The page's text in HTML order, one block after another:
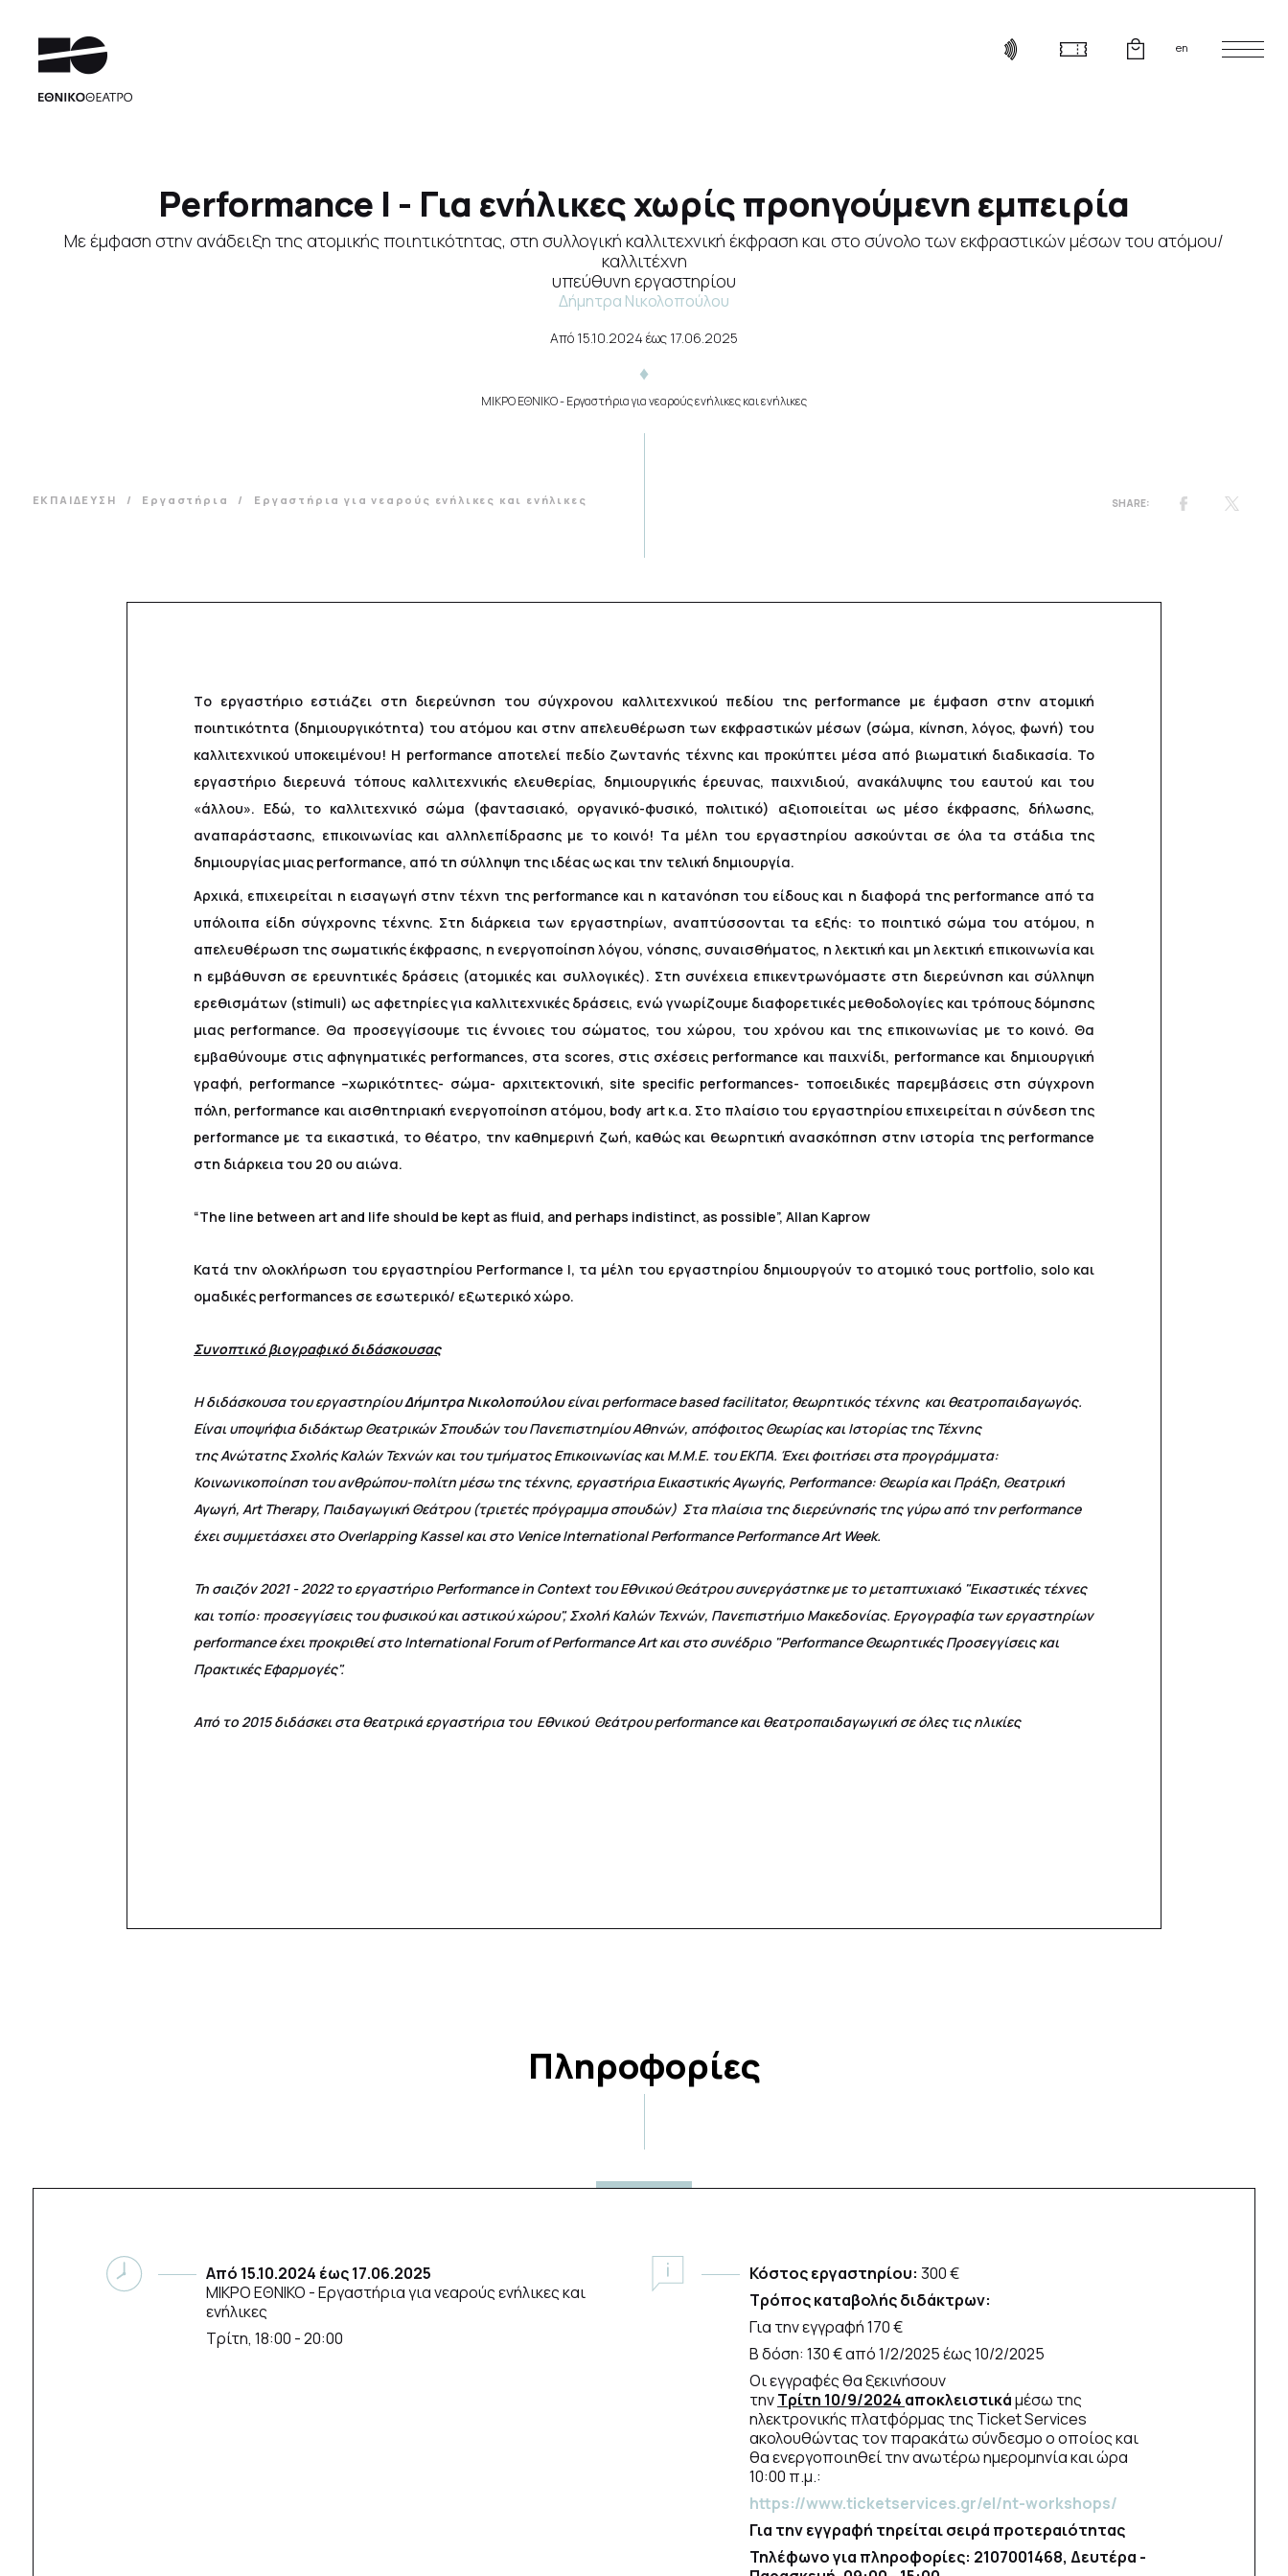
en
Performance I - Για ενήλικες χωρίς προηγούμενη εμπειρία
Με έμφαση στην ανάδειξη της ατομικής ποιητικότητας, στη συλλογική καλλιτεχνική έκφραση και στο σύνολο των εκφραστικών μέσων του ατόμου/
καλλιτέχνη
υπεύθυνη εργαστηρίου
Δήμητρα Νικολοπούλου
Από 15.10.2024 έως 17.06.2025
ΜΙΚΡΟ ΕΘΝΙΚΟ- Εργαστήρια για νεαρούς ενήλικες και ενήλικες
ΕΚΠΑΙΔΕΥΣΗ Εργαστήρια Εργαστήρια για νεαρούς ενήλικες και ενήλικες
Τo εργαστήριο εστιάζει στη διερεύνηση του σύγχρονου καλλιτεχνικού πεδίου της performance με έμφαση στην ατομική
ποιητικότητα (δημιουργικότητα) του ατόμου και στην απελευθέρωση των εκφραστικών μέσων (σώμα, κίνηση, λόγος, φωνή) του
καλλιτεχνικού υποκειμένου! Η performance αποτελεί πεδίο ζωντανής τέχνης και προκύπτει μέσα από βιωματική διαδικασία. Το
εργαστήριο διερευνά τόπους καλλιτεχνικής ελευθερίας, δημιουργικής έρευνας, παιχνιδιού, ανακάλυψης του εαυτού και του
«άλλου». Εδώ, το καλλιτεχνικό σώμα (φαντασιακό, οργανικό-φυσικό, πολιτικό) αξιοποιείται ως μέσο έκφρασης, δήλωσης,
αναπαράστασης, επικοινωνίας και αλληλεπίδρασης με το κοινό! Tα μέλη του εργαστηρίου ασκούνται σε όλα τα στάδια της
δημιουργίας μιας performance, από τη σύλληψη της ιδέας ως και την τελική δημιουργία.
Αρχικά, επιχειρείται η εισαγωγή στην τέχνη της performance και η κατανόηση του είδους και η διαφορά της performance από τα
υπόλοιπα είδη σύγχρονης τέχνης. Στη διάρκεια των εργαστηρίων, αναπτύσσονται τα εξής: το ποιητικό σώμα του ατόμου, η
απελευθέρωση της σωματικής έκφρασης, η ενεργοποίηση λόγου, νόησης, συναισθήματος, η λεκτική και μη λεκτική επικοινωνία και
η εμβάθυνση σε ερευνητικές δράσεις (ατομικές και συλλογικές). Στη συνέχεια επικεντρωνόμαστε στη διερεύνηση και σύλληψη
ερεθισμάτων (stimuli) ως αφετηρίες για καλλιτεχνικές δράσεις, ενώ γνωρίζουμε διαφορετικές μεθοδολογίες και τρόπους δόμησης
μιας performance. Θα προσεγγίσουμε τις έννοιες του σώματος, του χώρου, του χρόνου και της επικοινωνίας με το κοινό. Θα
εμβαθύνουμε στις αφηγηματικές performances, στα scores, στις σχέσεις performance και παιχνίδι, performance και δημιουργική
γραφή, performance –χωρικότητες- σώμα- αρχιτεκτονική, site specific performances- τοποειδικές παρεμβάσεις στη σύγχρονη
πόλη, performance και αισθητηριακή ενεργοποίηση ατόμου, body art κ.α. Στο πλαίσιο του εργαστηρίου επιχειρείται η σύνδεση της
performance με τα εικαστικά, το θέατρο, την καθημερινή ζωή, καθώς και θεωρητική ανασκόπηση στην ιστορία της performance
στη διάρκεια του 20 ου αιώνα.
“The line between art and life should be kept as fluid, and perhaps indistinct, as possible”, Allan Kaprow
Κατά την ολοκλήρωση του εργαστηρίου Performance I, τα μέλη του εργαστηρίου δημιουργούν το ατομικό τους portfolio, solo και
ομαδικές performances σε εσωτερικό/ εξωτερικό χώρο.
Συνοπτικό βιογραφικό διδάσκουσας
Η διδάσκουσα του εργαστηρίουΔήμητρα Νικολοπούλουείναι performace based facilitator, θεωρητικός τέχνης και θεατροπαιδαγωγός.
Είναι υποψήφια διδάκτωρ Θεατρικών Σπουδών του Πανεπιστημίου Αθηνών, απόφοιτος Θεωρίας και Ιστορίας της Τέχνης
της Ανώτατης Σχολής Καλών Τεχνών και του τμήματος Επικοινωνίας και Μ.Μ.Ε. του ΕΚΠΑ. Έχει φοιτήσει στα προγράμματα:
Κοινωνικοποίηση του ανθρώπου-πολίτη μέσω της τέχνης, εργαστήρια Εικαστικής Αγωγής, Performance: Θεωρία και Πράξη, Θεατρική
Αγωγή, Art Therapy, Παιδαγωγική Θεάτρου (τριετές πρόγραμμα σπουδών) Στα πλαίσια της διερεύνησής της γύρω από την performance
έχει συμμετάσχει στο Overlapping Kassel και στο Venice International Performance Performance Art Week.
Τη σαιζόν 2021 - 2022 το εργαστήριο Performance in Context του Εθνικού Θεάτρου συνεργάστηκε με το μεταπτυχιακό "Εικαστικές τέχνες
και τοπίο: προσεγγίσεις του φυσικού και αστικού χώρου", Σχολή Καλών Τεχνών, Πανεπιστήμιο Μακεδονίας. Εργογραφία των εργαστηρίων
performance έχει προκριθεί στο International Forum of Performance Art και στο συνέδριο "Performance Θεωρητικές Προσεγγίσεις και
Πρακτικές Εφαρμογές".
Από το 2015 διδάσκει στα θεατρικά εργαστήρια του Εθνικού Θεάτρου performance και θεατροπαιδαγωγική σε όλες τις ηλικίες
Πληροφορίες
Από 15.10.2024 έως17.06.2025
ΜΙΚΡΟ ΕΘΝΙΚΟ - Εργαστήρια για νεαρούς ενήλικες και
ενήλικες
Τρίτη, 18:00 - 20:00
Κόστος εργαστηρίου: 300 €
Τρόπος καταβολής διδάκτρων:
Για την εγγραφή 170 €
Β δόση: 130 € από 1/2/2025 έως 10/2/2025
Οι εγγραφές θα ξεκινήσουν
τηνΤρίτη 10/9/2024 αποκλειστικάμέσω της
ηλεκτρονικής πλατφόρμας της Ticket Services
ακολουθώντας τον παρακάτω σύνδεσμο ο οποίος και
θα ενεργοποιηθεί την ανωτέρω ημερομηνία και ώρα
10:00 π.μ.:
https://www.ticketservices.gr/el/nt-workshops/
Για την εγγραφή τηρείται σειρά προτεραιότητας
Τηλέφωνο για πληροφορίες: 2107001468, Δευτέρα -